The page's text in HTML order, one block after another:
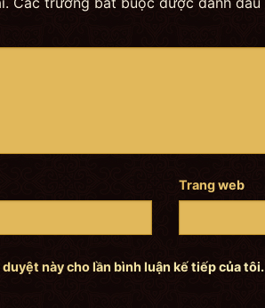
Trang web
này cho lần bình luận kế tiếp của tôi.